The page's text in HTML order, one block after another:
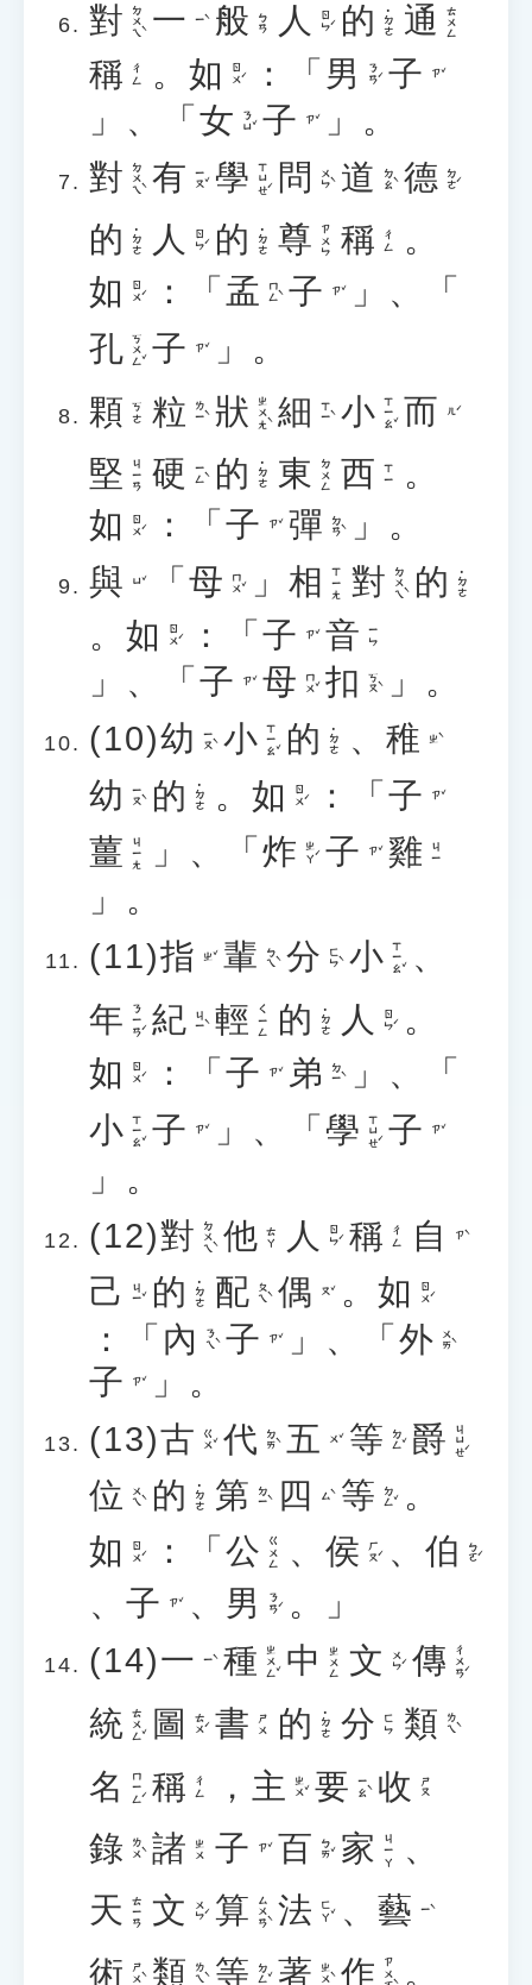
對 ㄉㄨㄟˋ 一 ㄧˋ 般 ㄅㄢ 人 ㄖㄣˊ 的 ˙ㄉㄜ 通 ㄊㄨㄥ
稱 ㄔㄥ 。 如 ㄖㄨˊ ：「 男 ㄋㄢˊ 子 ㄗˇ
」、「 女 ㄋㄩˇ 子 ㄗˇ
」。
對 ㄉㄨㄟˋ 有 ㄧㄡˇ 學 ㄒㄩㄝˊ 問 ㄨㄣˋ 道 ㄉㄠˋ 德 ㄉㄜˊ
的 ˙ㄉㄜ 人 ㄖㄣˊ 的 ˙ㄉㄜ 尊 ㄗㄨㄣ 稱 ㄔㄥ
。
如 ㄖㄨˊ ：「 孟 ㄇㄥˋ 子 ㄗˇ
」、「
孔 ㄎㄨㄥˇ 子 ㄗˇ
」。
顆 ㄎㄜ 粒 ㄌㄧˋ 狀 ㄓㄨㄤˋ 細 ㄒㄧˋ 小 ㄒㄧㄠˇ 而 ㄦˊ
堅 ㄐㄧㄢ 硬 ㄧㄥˋ 的 ˙ㄉㄜ 東 ㄉㄨㄥ 西 ㄒㄧ
。
如 ㄖㄨˊ ：「 子 ㄗˇ 彈 ㄉㄢˋ
」。
與
ㄩˇ 「 母 ㄇㄨˇ 」 相 ㄒㄧㄤ 對 ㄉㄨㄟˋ 的 ˙ㄉㄜ
。 如 ㄖㄨˊ ：「 子 ㄗˇ 音 ㄧㄣ
」、「 子 ㄗˇ 母 ㄇㄨˇ 扣 ㄎㄡˋ
」。
(10)幼 ㄧㄡˋ 小 ㄒㄧㄠˇ 的 ˙ㄉㄜ 、 稚 ㄓˋ
幼 ㄧㄡˋ 的 ˙ㄉㄜ 。 如 ㄖㄨˊ ：「 子 ㄗˇ
薑 ㄐㄧㄤ 」、「 炸 ㄓㄚˊ 子 ㄗˇ 雞 ㄐㄧ
」。
(11)指 ㄓˇ 輩 ㄅㄟˋ 分 ㄈㄣˋ 小 ㄒㄧㄠˇ 、
年 ㄋㄧㄢˊ 紀 ㄐㄧˋ 輕 ㄑㄧㄥ 的 ˙ㄉㄜ 人 ㄖㄣˊ 。
如 ㄖㄨˊ ：「 子 ㄗˇ 弟 ㄉㄧˋ
」、「
小 ㄒㄧㄠˇ 子 ㄗˇ 」、「 學 ㄒㄩㄝˊ 子 ㄗˇ
」。
(12)對 ㄉㄨㄟˋ 他 ㄊㄚ 人 ㄖㄣˊ 稱 ㄔㄥ 自 ㄗˋ
己 ㄐㄧˇ 的 ˙ㄉㄜ 配 ㄆㄟˋ 偶 ㄡˇ 。 如 ㄖㄨˊ
：「 內 ㄋㄟˋ 子 ㄗˇ 」、「 外 ㄨㄞˋ
子 ㄗˇ
」。
(13)古 ㄍㄨˇ 代 ㄉㄞˋ 五 ㄨˇ 等 ㄉㄥˇ 爵 ㄐㄩㄝˊ
位 ㄨㄟˋ 的 ˙ㄉㄜ 第 ㄉㄧˋ 四 ㄙˋ 等 ㄉㄥˇ 。
如 ㄖㄨˊ ：「 公 ㄍㄨㄥ 、 侯 ㄏㄡˊ 、 伯 ㄅㄛˊ
、 子 ㄗˇ 、 男 ㄋㄢˊ 。」
(14)一 ㄧˋ 種 ㄓㄨㄥˇ 中 ㄓㄨㄥ 文 ㄨㄣˊ 傳 ㄔㄨㄢˊ
統 ㄊㄨㄥˇ 圖 ㄊㄨˊ 書 ㄕㄨ 的 ˙ㄉㄜ 分 ㄈㄣ 類 ㄌㄟˋ
名 ㄇㄧㄥˊ 稱 ㄔㄥ ， 主 ㄓㄨˇ 要 ㄧㄠˋ 收 ㄕㄡ
錄 ㄌㄨˋ 諸 ㄓㄨ 子 ㄗˇ 百 ㄅㄞˇ 家 ㄐㄧㄚ 、
天 ㄊㄧㄢ 文 ㄨㄣˊ 算 ㄙㄨㄢˋ 法 ㄈㄚˇ 、 藝 ㄧˋ
術 ㄕㄨˋ 類 ㄌㄟˋ 等 ㄉㄥˇ 著 ㄓㄨˋ 作 ㄗㄨㄛˋ 。